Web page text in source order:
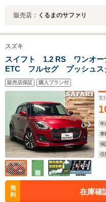
販売店： くるまのサファリ
スズキ
スイフト 1.2 RS ワンオ
ETC フルセグ プッシュ
ルミ
販売店保証 購入プラン付
支
年
車
保
住
無
料
在庫確